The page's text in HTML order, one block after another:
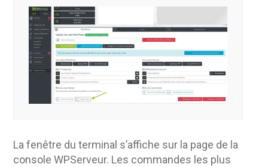
La fenêtre du terminal s’affiche sur la page de la
console WPServeur. Les commandes les plus